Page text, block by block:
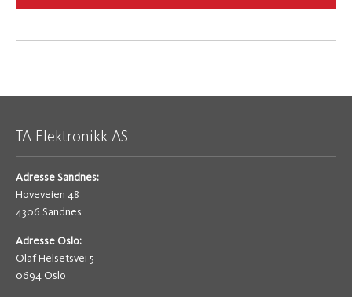
TA Elektronikk AS
Adresse Sandnes:
Hoveveien 48
4306 Sandnes
Adresse Oslo:
Olaf Helsetsvei 5
0694 Oslo